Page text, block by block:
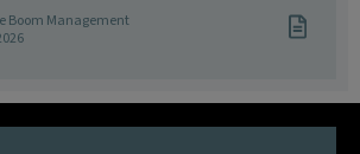
Boom Management